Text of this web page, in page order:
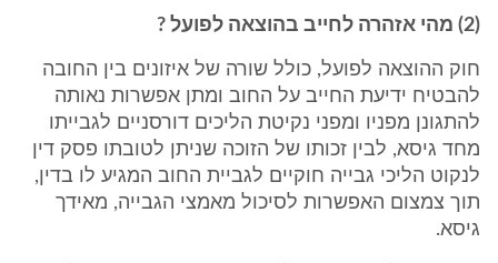
(2) מהי אזהרה לחייב בהוצאה לפועל ?
חוק ההוצאה לפועל, כולל שורה של איזונים בין החובה
להבטיח ידיעת החייב על החוב ומתן אפשרות נאותה
להתגונן מפניו ומפני נקיטת הליכים דורסניים לגבייתו
מחד גיסא, לבין זכותו של הזוכה שניתן לטובתו פסק דין
לנקוט הליכי גבייה חוקיים לגביית החוב המגיע לו בדין,
תוך צמצום האפשרות לסיכול מאמצי הגבייה, מאידך
גיסא.